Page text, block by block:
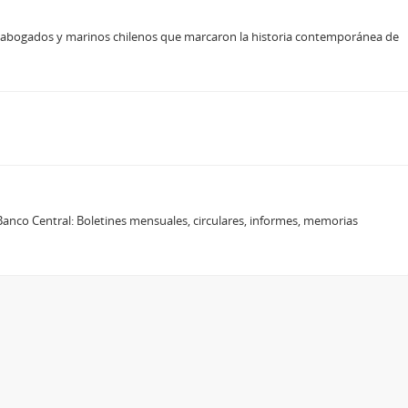
y marinos chilenos que marcaron la historia contemporánea de
Central: Boletines mensuales, circulares, informes, memorias